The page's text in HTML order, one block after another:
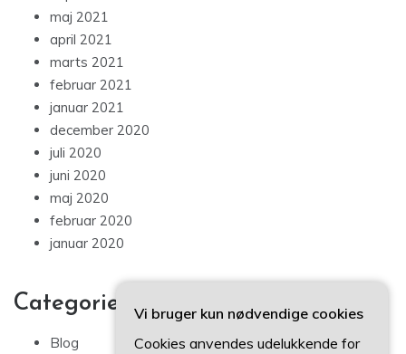
maj 2021
april 2021
marts 2021
februar 2021
januar 2021
december 2020
juli 2020
juni 2020
maj 2020
februar 2020
januar 2020
Categories
Blog
Vi bruger kun nødvendige cookies
Cookies anvendes udelukkende for